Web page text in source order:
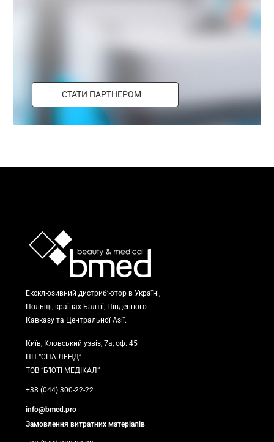
СТАТИ ПАРТНЕРОМ
Ексклюзивний дистриб’ютор в Україні,
Польщі, країнах Балтії, Південного
Кавказу та Центральної Азії.
Київ, Кловський узвіз, 7а, оф. 45
ПП “СПА ЛЕНД”
ТОВ “Б’ЮТІ МЕДІКАЛ”
+38 (044) 300-22-22
info@bmed.pro
Замовлення витратних матеріалів